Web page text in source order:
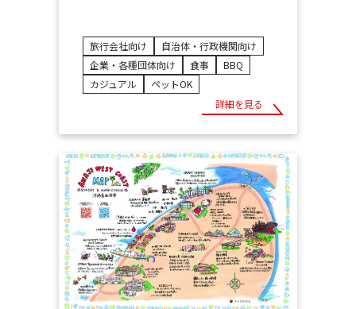
旅行会社向け
自治体・行政機関向け
企業・各種団体向け
食事
BBQ
カジュアル
ペットOK
詳細を見る